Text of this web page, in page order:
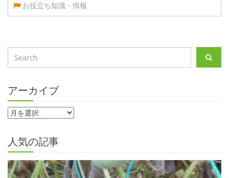
お役立ち知識・情報
アーカイブ
人気の記事